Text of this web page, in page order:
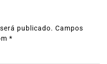
publicado. Campos
*